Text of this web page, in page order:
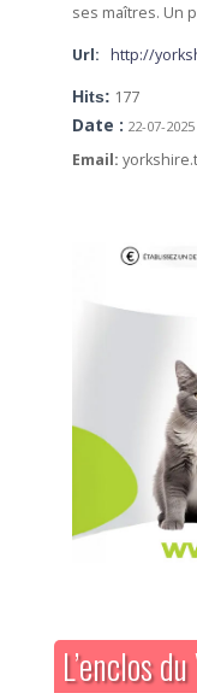
ses maîtres. Un
Url: http://
Hits: 177
Date : 22-07-2025
Email:
L’enclos